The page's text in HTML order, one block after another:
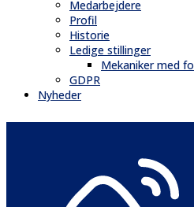
Medarbejdere
Profil
Historie
Ledige stillinger
Mekaniker med
GDPR
Nyheder